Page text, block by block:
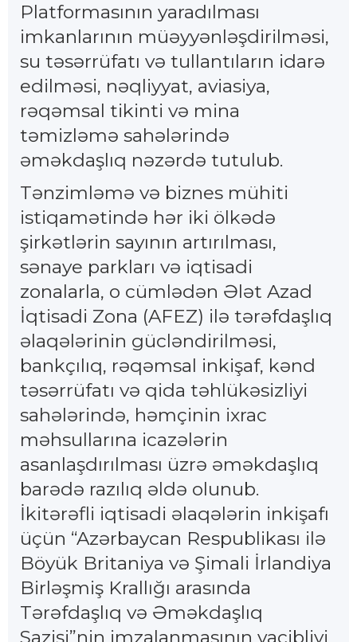
Platformasının yaradılması
imkanlarının müəyyənləşdirilməsi,
su təsərrüfatı və tullantıların idarə
edilməsi, nəqliyyat, aviasiya,
rəqəmsal tikinti və mina
təmizləmə sahələrində
əməkdaşlıq nəzərdə tutulub.
Tənzimləmə və biznes mühiti
istiqamətində hər iki ölkədə
şirkətlərin sayının artırılması,
sənaye parkları və iqtisadi
zonalarla, o cümlədən Ələt Azad
İqtisadi Zona (AFEZ) ilə tərəfdaşlıq
əlaqələrinin gücləndirilməsi,
bankçılıq, rəqəmsal inkişaf, kənd
təsərrüfatı və qida təhlükəsizliyi
sahələrində, həmçinin ixrac
məhsullarına icazələrin
asanlaşdırılması üzrə əməkdaşlıq
barədə razılıq əldə olunub.
İkitərəfli iqtisadi əlaqələrin inkişafı
üçün “Azərbaycan Respublikası ilə
Böyük Britaniya və Şimali İrlandiya
Birləşmiş Krallığı arasında
Tərəfdaşlıq və Əməkdaşlıq
Sazişi”nin imzalanmasının vacibliyi